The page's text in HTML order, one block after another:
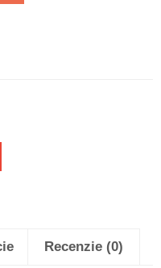
Recenzie (0)